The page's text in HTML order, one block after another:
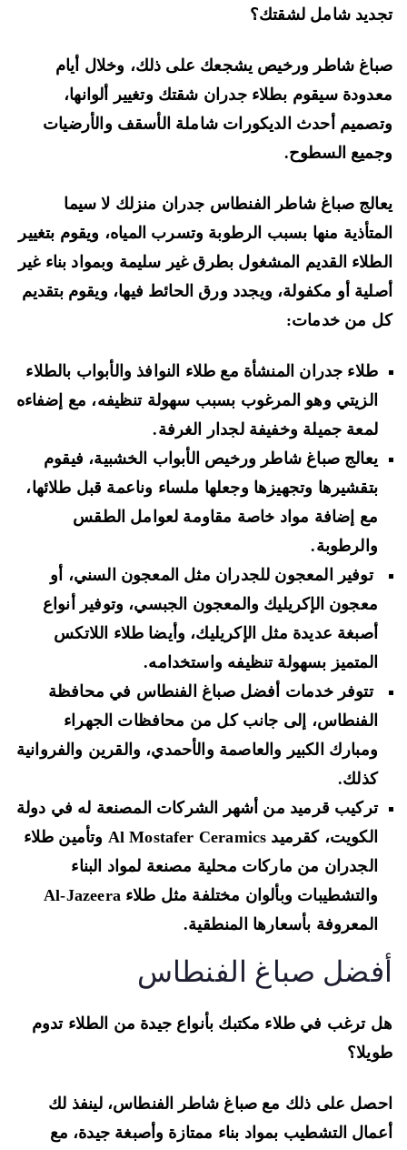
شامل لشقتك؟
شاطر ورخيص يشجعك على ذلك، وخلال أيام
سيقوم بطلاء جدران شقتك وتغيير ألوانها،
أحدث الديكورات شاملة الأسقف والأرضيات
السطوح.
صباغ شاطر الفنطاس جدران منزلك لا سيما
منها بسبب الرطوبة وتسرب المياه، ويقوم بتغيير
القديم المشغول بطرق غير سليمة وبمواد بناء غير
أو مكفولة، ويجدد ورق الحائط فيها، ويقوم بتقديم
من خدمات:
طلاء جدران المنشأة مع طلاء النوافذ والأبواب بالطلاء
الزيتي وهو المرغوب بسبب سهولة تنظيفه، مع إضفاءه
لمعة جميلة وخفيفة لجدار الغرفة.
يعالج صباغ شاطر ورخيص الأبواب الخشبية، فيقوم
بتقشيرها وتجهيزها وجعلها ملساء وناعمة قبل طلائها،
مع إضافة مواد خاصة مقاومة لعوامل الطقس
والرطوبة.
توفير المعجون للجدران مثل المعجون السني، أو
معجون الإكريليك والمعجون الجبسي، وتوفير أنواع
أصبغة عديدة مثل الإكريليك، وأيضا طلاء اللاتكس
المتميز بسهولة تنظيفه واستخدامه.
تتوفر خدمات أفضل صباغ الفنطاس في محافظة
الفنطاس، إلى جانب كل من محافظات الجهراء
ومبارك الكبير والعاصمة والأحمدي، والقرين والفروانية
كذلك.
تركيب قرميد من أشهر الشركات المصنعة له في دولة
الكويت، كقرميد Al Mostafer Ceramics وتأمين طلاء
الجدران من ماركات محلية مصنعة لمواد البناء
والتشطيبات وبألوان مختلفة مثل طلاء Al-Jazeera
المعروفة بأسعارها المنطقية.
صباغ الفنطاس
ترغب في طلاء مكتبك بأنواع جيدة من الطلاء تدوم
على ذلك مع صباغ شاطر الفنطاس، لينفذ لك
التشطيب بمواد بناء ممتازة وأصبغة جيدة، مع